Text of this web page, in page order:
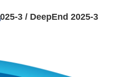
3 / DeepEnd 2025-3